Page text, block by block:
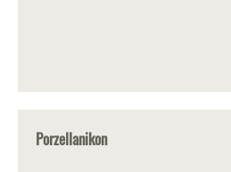
Porzellanikon